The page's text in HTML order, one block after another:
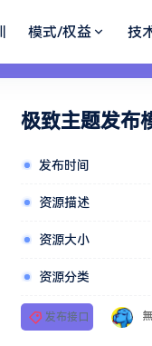
模式/权益 技
极致主题发布
发布时间
资源描述
资源大小
资源分类
发布接口